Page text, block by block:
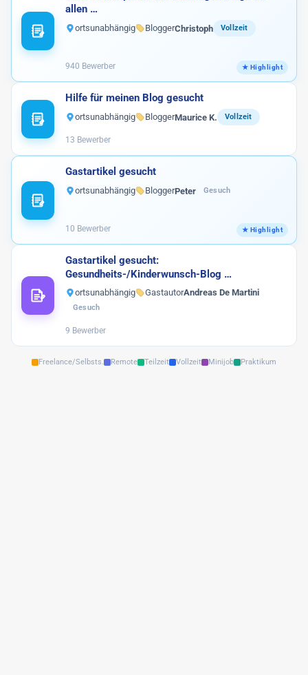
allen …
ortsunabhängig BloggerChristoph Vollzeit
940 Bewerber
Hilfe für meinen Blog gesucht
ortsunabhängig BloggerMaurice K. Vollzeit
13 Bewerber
Gastartikel gesucht
ortsunabhängig BloggerPeter Gesuch
10 Bewerber
Gastartikel gesucht:
Gesundheits-/Kinderwunsch-Blog …
ortsunabhängig GastautorAndreas De Martini
Gesuch
9 Bewerber
Freelance/Selbsts. Remote Teilzeit Vollzeit Minijob Praktikum